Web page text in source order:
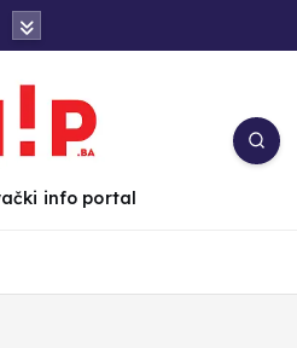
info portal